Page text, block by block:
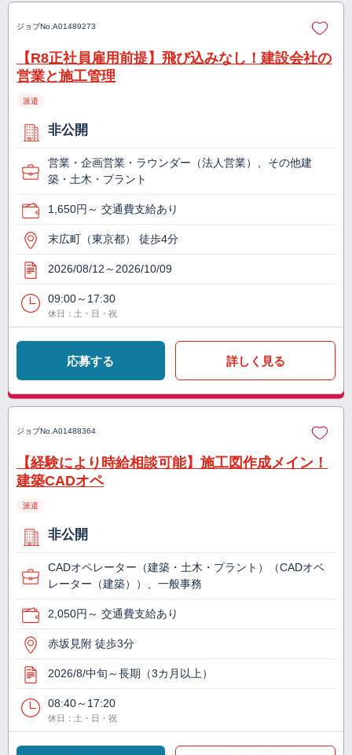
ジョブNo. A01489273
【R8正社員雇用前提】飛び込みなし！建設会社の
営業と施工管理
派遣
非公開
営業・企画営業・ラウンダー（法人営業）、その他建
築・土木・プラント
1,650円～ 交通費支給あり
末広町（東京都） 徒歩4分
2026/08/12～2026/10/09
09:00～17:30
休日：土・日・祝
応募する 詳しく見る
ジョブNo. A01488364
【経験により時給相談可能】施工図作成メイン！
建築CADオペ
派遣
非公開
CADオペレーター（建築・土木・プラント）（CADオペ
レーター（建築））、一般事務
2,050円～ 交通費支給あり
赤坂見附 徒歩3分
2026/8/中旬～長期（3カ月以上）
08:40～17:20
休日：土・日・祝